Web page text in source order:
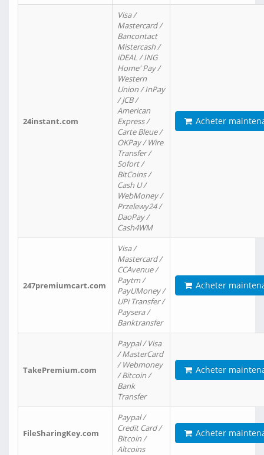
24instant.com
Visa /
Mastercard /
Bancontact
Mistercash /
iDEAL / ING
Home' Pay /
Western
Union / InPay
/ JCB /
American
Express /
Carte Bleue /
OKPay / Wire
Transfer /
Sofort /
BitCoins /
Cash U /
WebMoney /
Przelewy24 /
DaoPay /
Cash4WM
Acheter
247premiumcart.com
Visa /
Mastercard /
CCAvenue /
Paytm /
PayUMoney /
UPi Transfer /
Paysera /
Banktransfer
Acheter
TakePremium.com
Paypal / Visa
/ MasterCard
/ Webmoney
/ Bitcoin /
Bank
Transfer
Acheter
FileSharingKey.com
Paypal /
Credit Card /
Bitcoin /
Altcoins
Acheter